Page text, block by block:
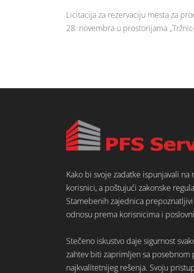
Licitacija za rezervaciju mesta za
28. novembra u prostorijama
Kako bi svoje zadatke ispunjavali
korisnici, a poštujući zakonske
Stamebenih zajednica
odnosu prema korisnicima i
Stečeno iskustvo daje sigurnost
zahtev biti zaprimljen sa posebnom
najkvalitetnijeg rešenja. Svoju